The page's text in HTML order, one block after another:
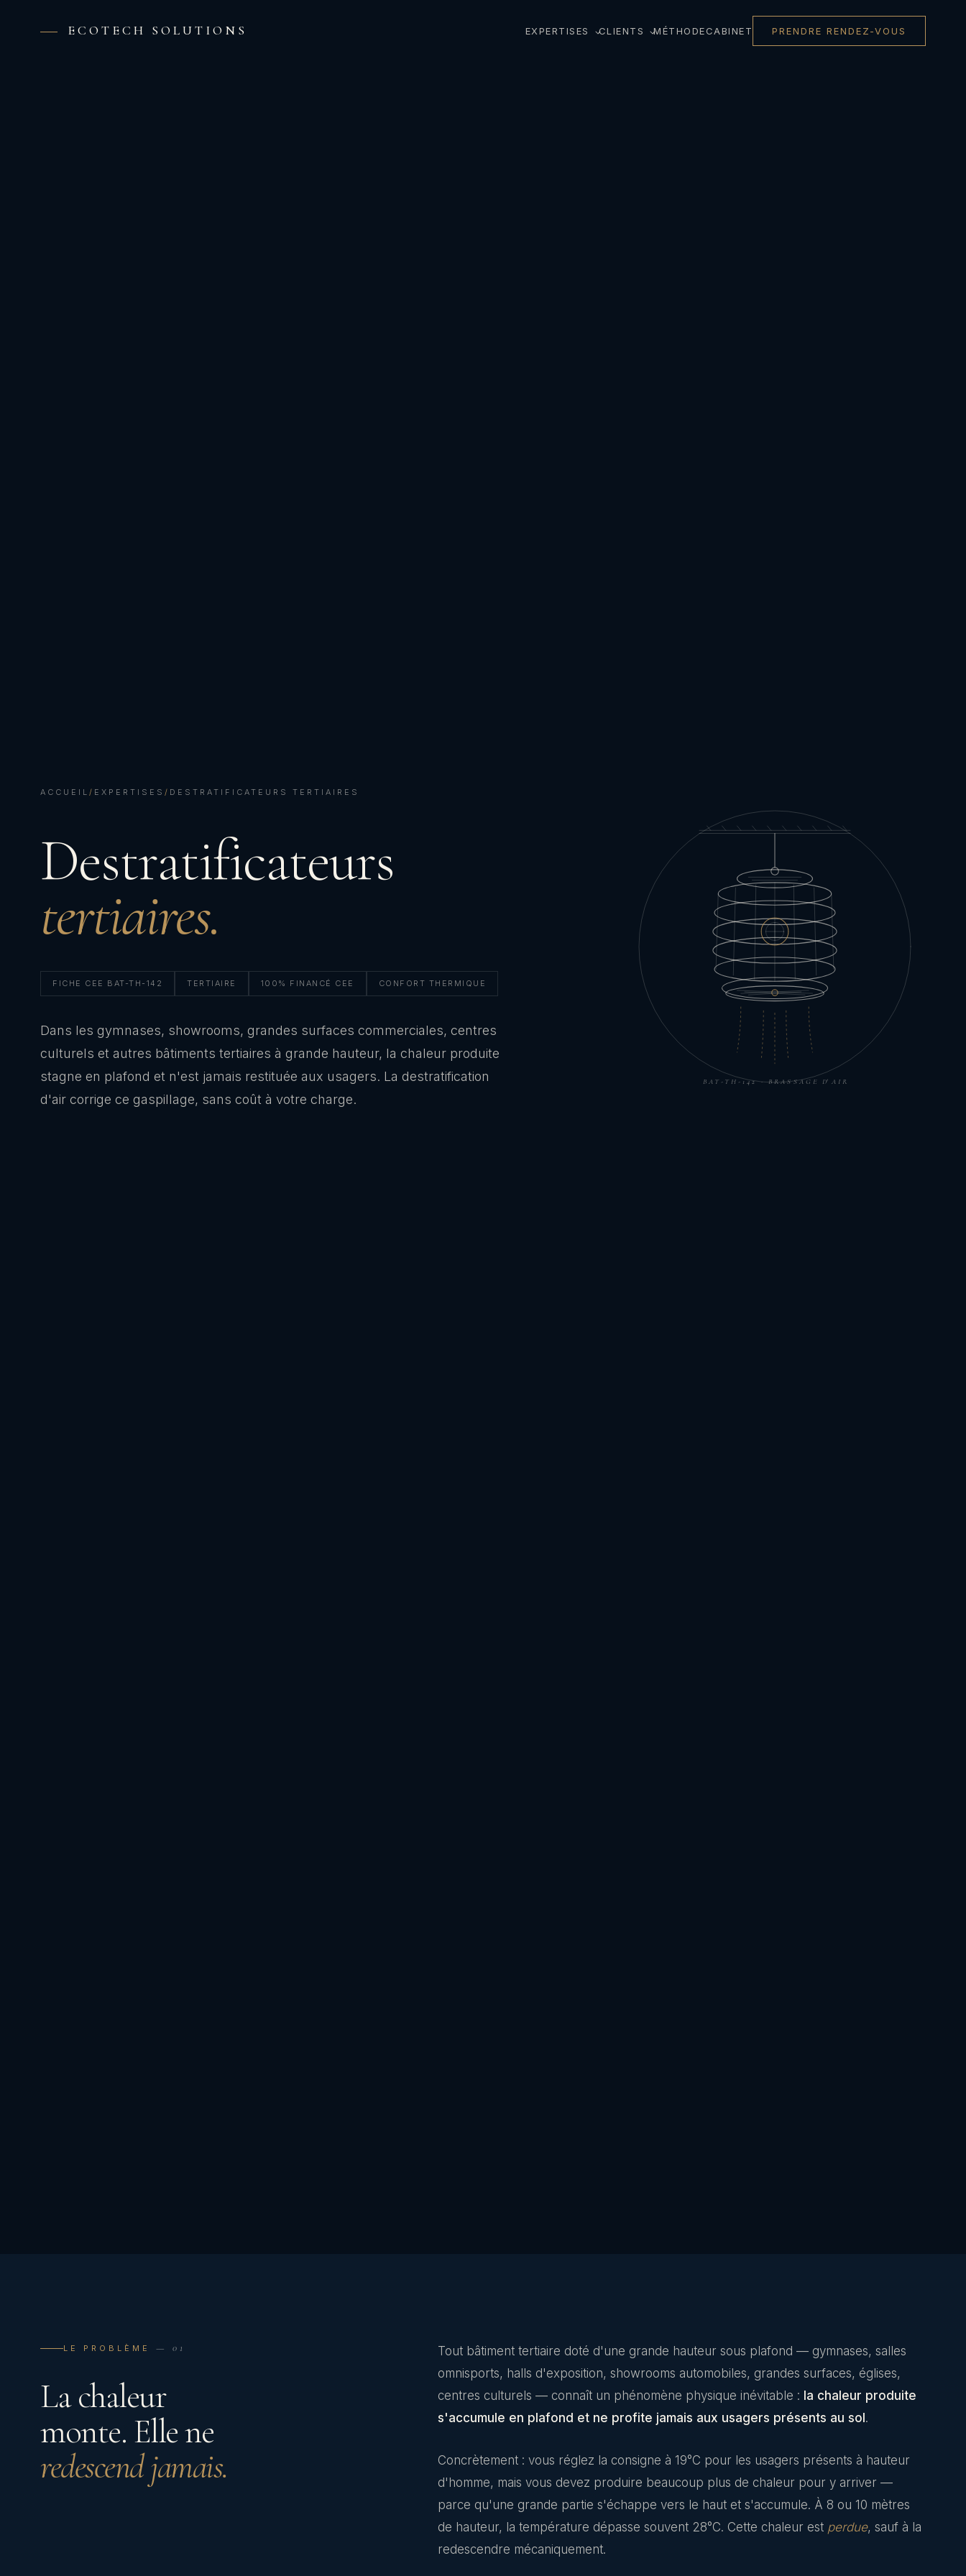
ECOTECH SOLUTIONS EXPERTISES CLIENTS MÉTHODECABINET PRENDRE RENDEZ-VOUS
ACCUEIL / EXPERTISES / DESTRATIFICATEURS TERTIAIRES
Destratificateurs
tertiaires.
FICHE CEE BAT-TH-142 TERTIAIRE 100% FINANCÉ CEE CONFORT THERMIQUE
Dans les gymnases, showrooms, grandes surfaces commerciales, centres
culturels et autres bâtiments tertiaires à grande hauteur, la chaleur produite
stagne en plafond et n'est jamais restituée aux usagers. La destratification
d'air corrige ce gaspillage, sans coût à votre charge.
BAT-TH-142 · BRASSAGE D'AIR
LE PROBLÈME — 01
La chaleur
monte. Elle ne
redescend jamais.
Tout bâtiment tertiaire doté d'une grande hauteur sous plafond — gymnases, salles
omnisports, halls d'exposition, showrooms automobiles, grandes surfaces, églises,
centres culturels — connaît un phénomène physique inévitable : la chaleur produite
s'accumule en plafond et ne profite jamais aux usagers présents au sol .
Concrètement : vous réglez la consigne à 19°C pour les usagers présents à hauteur
d'homme, mais vous devez produire beaucoup plus de chaleur pour y arriver —
parce qu'une grande partie s'échappe vers le haut et s'accumule. À 8 ou 10 mètres
de hauteur, la température dépasse souvent 28°C. Cette chaleur est perdue, sauf à la
redescendre mécaniquement.